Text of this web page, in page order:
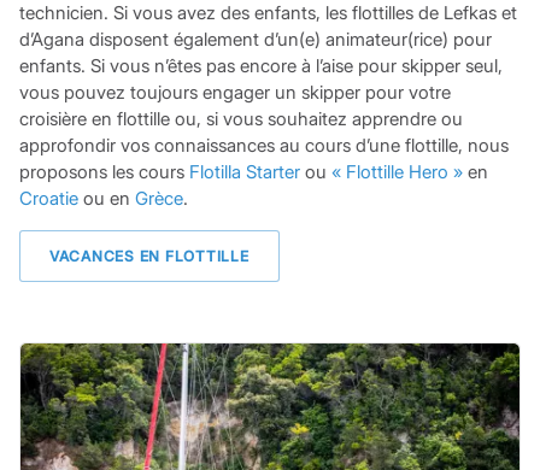
technicien. Si vous avez des enfants, les flottilles de Lefkas et
d’Agana disposent également d’un(e) animateur(rice) pour
enfants. Si vous n’êtes pas encore à l’aise pour skipper seul,
vous pouvez toujours engager un skipper pour votre
croisière en flottille ou, si vous souhaitez apprendre ou
approfondir vos connaissances au cours d’une flottille, nous
proposons les cours Flotilla Starterou « Flottille Hero »en
Croatieou en Grèce.
VACANCES EN FLOTTILLE